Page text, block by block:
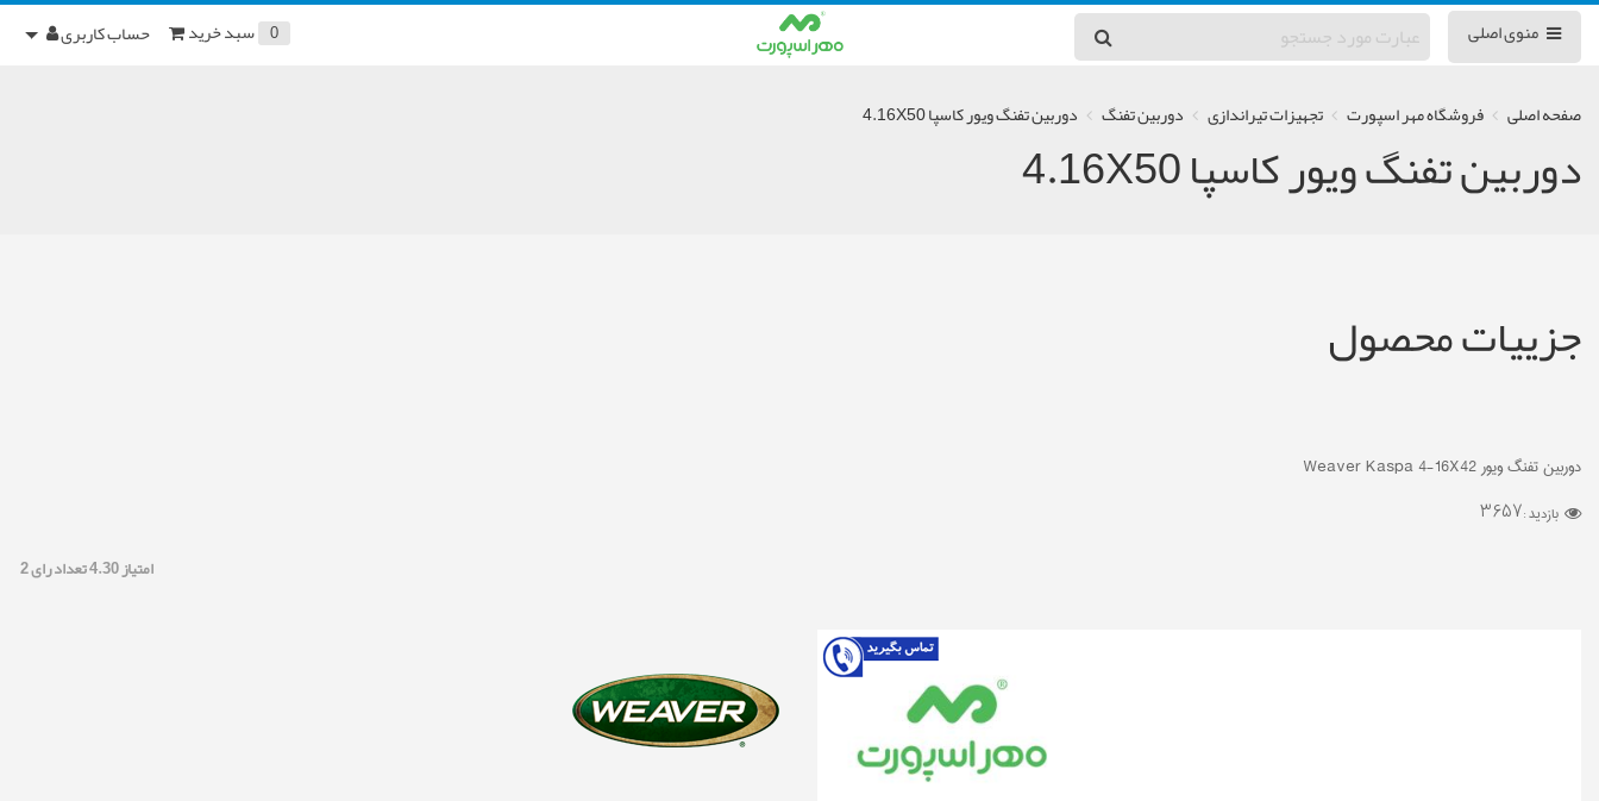
منوی اصلی حساب کاربری 0 سبد خرید
صفحه اصلی فروشگاه مهر اسپورت تجهیزات تیراندازی دوربین تفنگ دوربین تفنگ ویور کاسپا 4.16X50
دوربین تفنگ ویور کاسپا 4.16X50
جزییات محصول
دوربین تفنگ ویور Weaver Kaspa 4-16X42
بازدید :3657
امتیاز4.30تعداد رای2